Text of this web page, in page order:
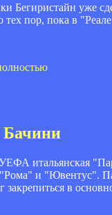
Бегиристайн уже
пор, пока в
итальянская
и "Ювентус".
закрепиться в